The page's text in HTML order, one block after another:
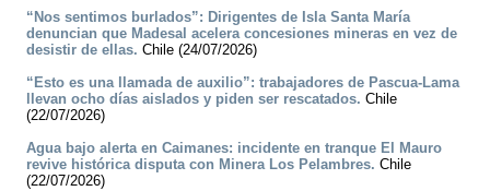
“Nos sentimos burlados”: Dirigentes de Isla Santa María
denuncian que Madesal acelera concesiones mineras en vez de
desistir de ellas. Chile (24/07/2026)
“Esto es una llamada de auxilio”: trabajadores de Pascua-Lama
llevan ocho días aislados y piden ser rescatados. Chile
(22/07/2026)
Agua bajo alerta en Caimanes: incidente en tranque El Mauro
revive histórica disputa con Minera Los Pelambres. Chile
(22/07/2026)